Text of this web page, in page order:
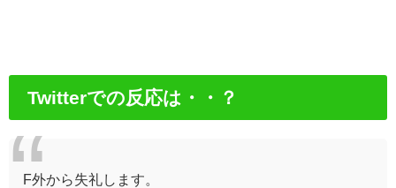
Twitterでの反応は・・？
F外から失礼します。